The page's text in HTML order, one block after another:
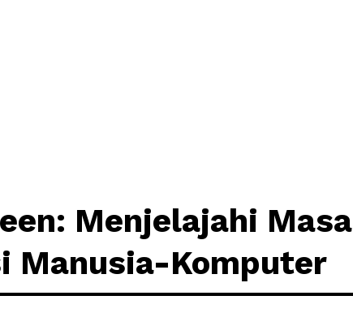
Menjelajahi Masa
Manusia-Komputer